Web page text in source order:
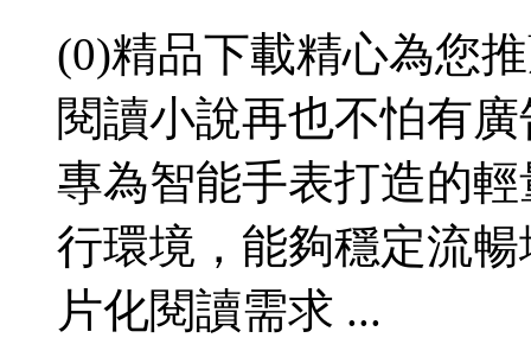
(0)精品下載精心為您
閱讀小說再也不怕有
專為智能手表打造的
行環境，能夠穩定流
片化閱讀需求 ...